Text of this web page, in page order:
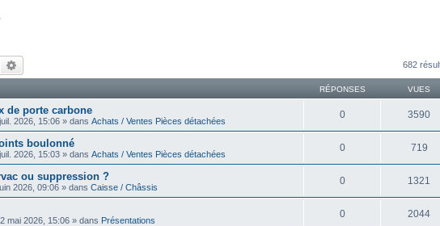
Rechercher 682
RÉPONSES VUES
de porte carbone
2026, 15:06 » dans Achats / Ventes Pièces détachées
0 3590
boulonné
2026, 15:03 » dans Achats / Ventes Pièces détachées
0 719
ou suppression ?
2026, 09:06 » dans Caisse / Châssis
0 1321
mai 2026, 15:06 » dans Présentations
0 2044